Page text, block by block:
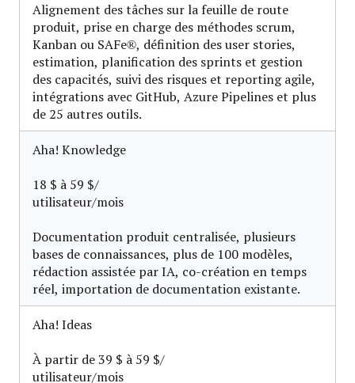
Alignement des tâches sur la feuille de route
produit, prise en charge des méthodes scrum,
Kanban ou SAFe®, définition des user stories,
estimation, planification des sprints et gestion
des capacités, suivi des risques et reporting agile,
intégrations avec GitHub, Azure Pipelines et plus
de 25 autres outils.
Aha! Knowledge
18 $ à 59 $/
utilisateur/mois
Documentation produit centralisée, plusieurs
bases de connaissances, plus de 100 modèles,
rédaction assistée par IA, co-création en temps
réel, importation de documentation existante.
Aha! Ideas
À partir de 39 $ à 59 $/
utilisateur/mois